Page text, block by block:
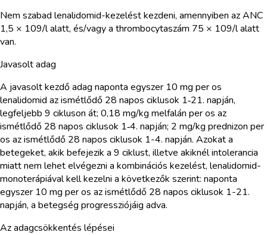
Nem szabad lenalidomid-kezelést kezdeni, amennyiben az ANC
1,5 × 109/l alatt, és/vagy a thrombocytaszám 75 × 109/l alatt
van.
Javasolt adag
A javasolt kezdő adag naponta egyszer 10 mg per os
lenalidomid az ismétlődő 28 napos ciklusok 1‑21. napján,
legfeljebb 9 cikluson át; 0,18 mg/kg melfalán per os az
ismétlődő 28 napos ciklusok 1‑4. napján; 2 mg/kg prednizon per
os az ismétlődő 28 napos ciklusok 1-4. napján. Azokat a
betegeket, akik befejezik a 9 ciklust, illetve akiknél intolerancia
miatt nem lehet elvégezni a kombinációs kezelést, lenalidomid-
monoterápiával kell kezelni a következők szerint: naponta
egyszer 10 mg per os az ismétlődő 28 napos ciklusok 1-21.
napján, a betegség progressziójáig adva.
Az adagcsökkentés lépései